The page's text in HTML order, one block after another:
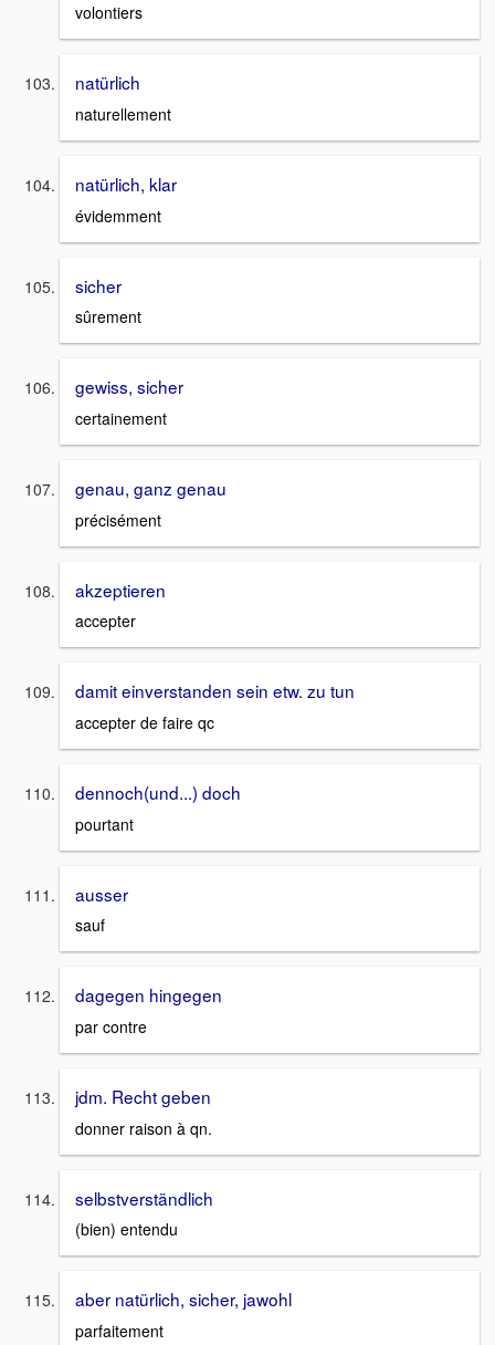
volontiers
natürlich
naturellement
natürlich, klar
évidemment
sicher
sûrement
gewiss, sicher
certainement
genau, ganz genau
précisément
akzeptieren
accepter
damit einverstanden sein etw. zu tun
accepter de faire qc
dennoch(und...) doch
pourtant
ausser
sauf
dagegen hingegen
par contre
jdm. Recht geben
donner raison à qn.
selbstverständlich
(bien) entendu
aber natürlich, sicher, jawohl
parfaitement